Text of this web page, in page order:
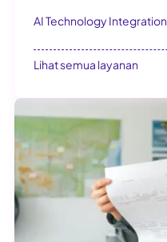
AI Technology Integration
Lihat semua layanan